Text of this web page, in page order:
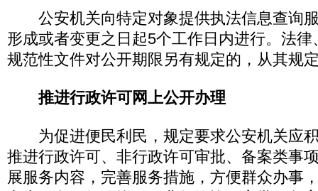
公安机关向特定对象提供执法信息查询
形成或者变更之日起5个工作日内进行。法
规范性文件对公开期限另有规定的，从其规
推进行政许可网上公开办理
为促进便民利民，规定要求公安机关应
推进行政许可、非行政许可审批、备案类事
展服务内容，完善服务措施，方便群众办事